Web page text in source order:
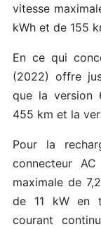
vitesse
kWh et de 155
En ce qui
(2022) offre
que la version
455 km et la
Pour la
connecteur
maximale de
de 11 kW en
courant